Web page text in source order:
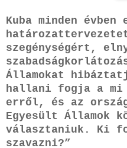
Kuba minden
szegénységért,
Államokat
hallani fogja a mi
erről, és az
Egyesült Államok
választaniuk. Ki
szavazni?”